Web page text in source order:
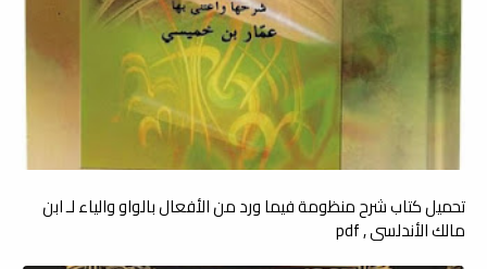
تحميل كتاب شرح منظومة فيما ورد من الأفعال بالواو والياء لـ ابن
مالك الأندلسي , pdf